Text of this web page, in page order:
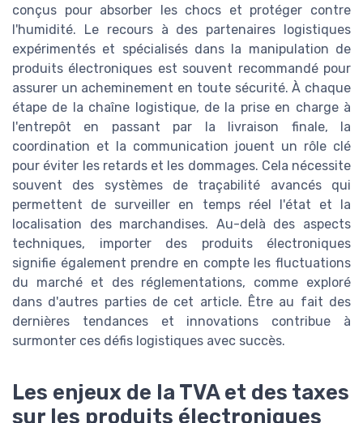
conçus pour absorber les chocs et protéger contre
l'humidité. Le recours à des partenaires logistiques
expérimentés et spécialisés dans la manipulation de
produits électroniques est souvent recommandé pour
assurer un acheminement en toute sécurité. À chaque
étape de la chaîne logistique, de la prise en charge à
l'entrepôt en passant par la livraison finale, la
coordination et la communication jouent un rôle clé
pour éviter les retards et les dommages. Cela nécessite
souvent des systèmes de traçabilité avancés qui
permettent de surveiller en temps réel l'état et la
localisation des marchandises. Au-delà des aspects
techniques, importer des produits électroniques
signifie également prendre en compte les fluctuations
du marché et des réglementations, comme exploré
dans d'autres parties de cet article. Être au fait des
dernières tendances et innovations contribue à
surmonter ces défis logistiques avec succès.
Les enjeux de la TVA et des taxes
sur les produits électroniques